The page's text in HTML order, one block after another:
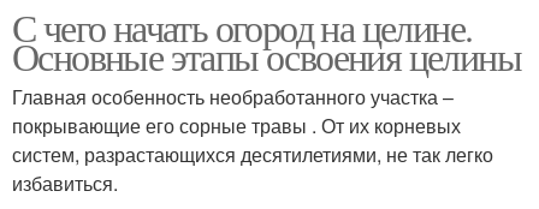
С чего начать огород на целине.
Основные этапы освоения целины
Главная особенность необработанного участка –
покрывающие его сорные травы . От их корневых
систем, разрастающихся десятилетиями, не так легко
избавиться.